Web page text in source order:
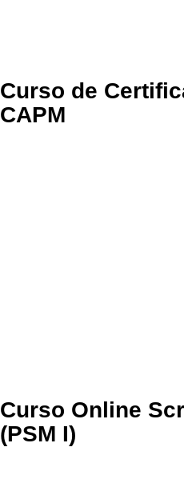
Curso de
CAPM
Curso Online
(PSM I)